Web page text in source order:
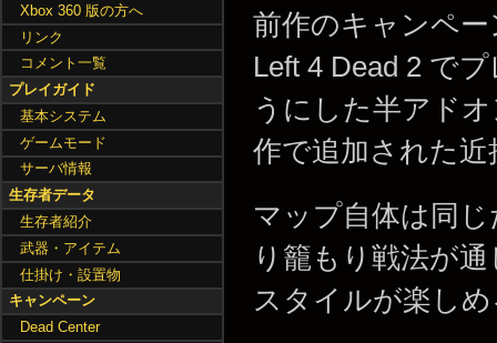
前作のキャンペ
Left 4 Dead 2 で
うにした半アド
作で追加された
マップ自体は同
り籠もり戦法が
スタイルが楽し
Xbox 360 版の方へ
リンク
コメント一覧
プレイガイド
基本システム
ゲームモード
サーバ情報
生存者データ
生存者紹介
武器・アイテム
仕掛け・設置物
キャンペーン
Dead Center